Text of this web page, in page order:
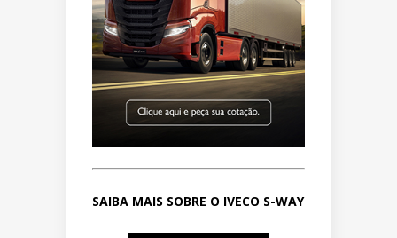
SAIBA MAIS SOBRE O IVECO S-WAY